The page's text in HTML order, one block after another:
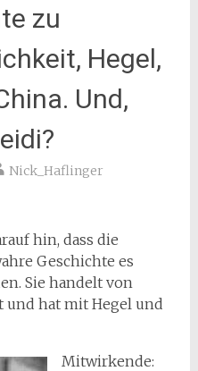
zu
Hegel,
Und,
Nick_Haflinger
hin, dass die
Geschichte es
Sie handelt von
hat mit Hegel und
Mitwirkende: